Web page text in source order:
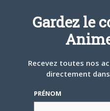
Se souvenir de
Gardez le
Recevez toutes nos
directement
PRÉNOM